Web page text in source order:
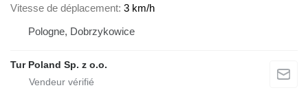
Vitesse de déplacement 3 km/h
Pologne, Dobrzykowice
Tur Poland Sp. z o.o.